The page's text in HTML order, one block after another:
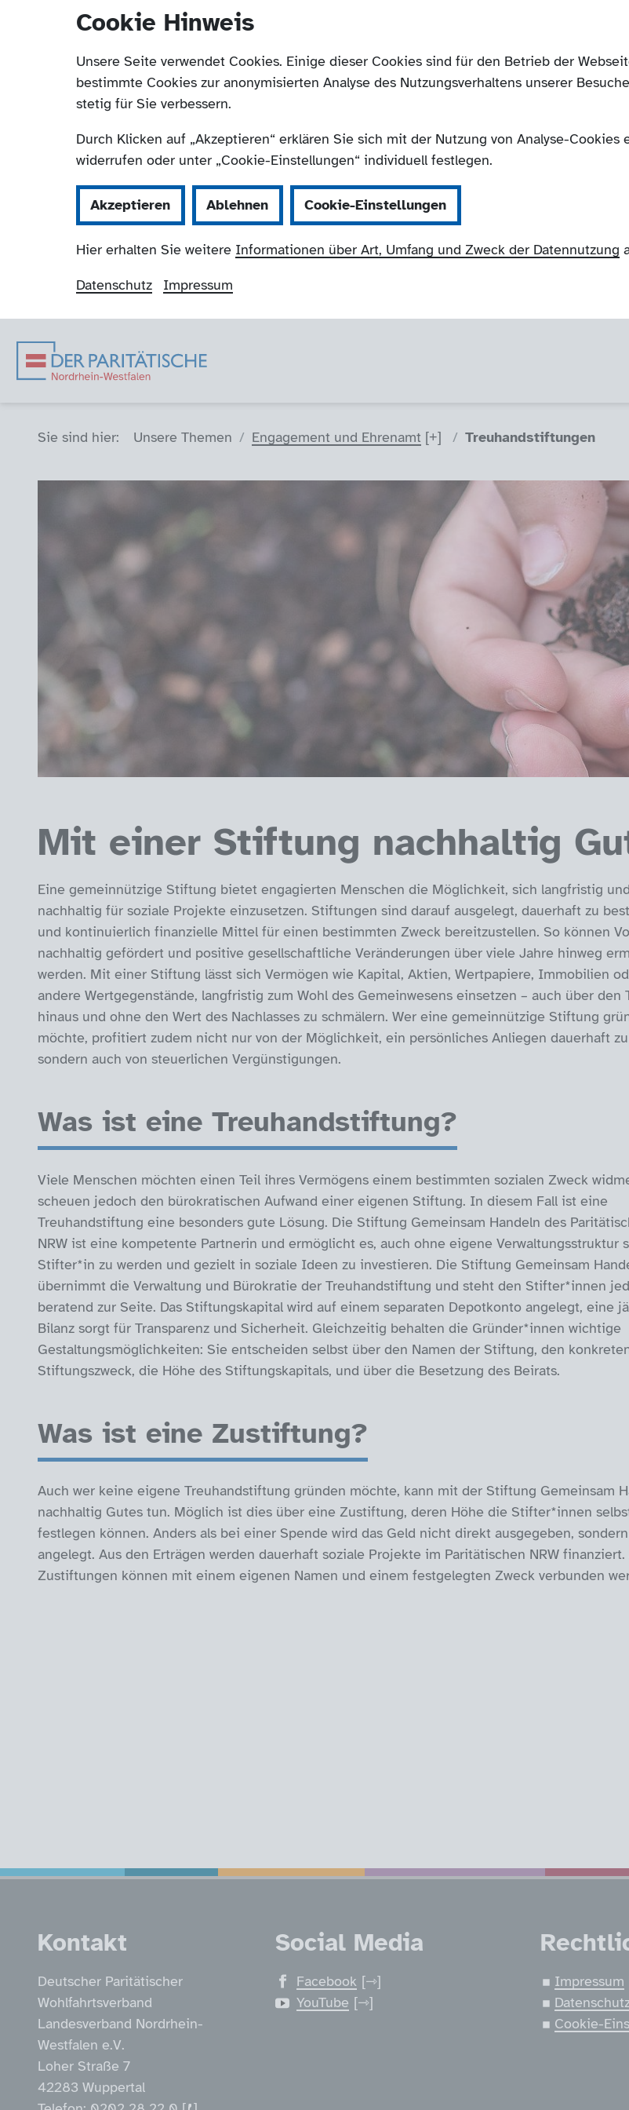
Cookie Hinweis
Unsere Seite verwendet Cookies. Einige dieser Cookies sind für den Betrieb der
bestimmte Cookies zur anonymisierten Analyse des Nutzungsverhaltens unserer
stetig für Sie verbessern.
Durch Klicken auf „Akzeptieren“ erklären Sie sich mit der Nutzung von Analyse-
widerrufen oder unter „Cookie-Einstellungen“ individuell festlegen.
Akzeptieren Ablehnen Cookie-Einstellungen
Hier erhalten Sie weitere Informationen über Art, Umfang und Zweck der Datennutzung
Datenschutz Impressum
Der Paritätische NRW
Navigation
Sie sind hier: Unsere Themen Engagement und Ehrenamt Treuhandstiftungen
Mit einer Stiftung nachhaltig
Eine gemeinnützige Stiftung bietet engagierten Menschen die Möglichkeit, sich langfristig und
nachhaltig für soziale Projekte einzusetzen. Stiftungen sind darauf ausgelegt, dauerhaft zu
und kontinuierlich finanzielle Mittel für einen bestimmten Zweck bereitzustellen. So können
nachhaltig gefördert und positive gesellschaftliche Veränderungen über viele Jahre hinweg
werden. Mit einer Stiftung lässt sich Vermögen wie Kapital, Aktien, Wertpapiere, Immobilien
andere Wertgegenstände, langfristig zum Wohl des Gemeinwesens einsetzen – auch über den
hinaus und ohne den Wert des Nachlasses zu schmälern. Wer eine gemeinnützige Stiftung
möchte, profitiert zudem nicht nur von der Möglichkeit, ein persönliches Anliegen dauerhaft
sondern auch von steuerlichen Vergünstigungen.
Was ist eine Treuhandstiftung?
Viele Menschen möchten einen Teil ihres Vermögens einem bestimmten sozialen Zweck
scheuen jedoch den bürokratischen Aufwand einer eigenen Stiftung. In diesem Fall ist eine
Treuhandstiftung eine besonders gute Lösung. Die Stiftung Gemeinsam Handeln des
NRW ist eine kompetente Partnerin und ermöglicht es, auch ohne eigene Verwaltungsstruktur
Stifter*in zu werden und gezielt in soziale Ideen zu investieren. Die Stiftung Gemeinsam
übernimmt die Verwaltung und Bürokratie der Treuhandstiftung und steht den Stifter*innen
beratend zur Seite. Das Stiftungskapital wird auf einem separaten Depotkonto angelegt, eine
Bilanz sorgt für Transparenz und Sicherheit. Gleichzeitig behalten die Gründer*innen wichtige
Gestaltungsmöglichkeiten: Sie entscheiden selbst über den Namen der Stiftung, den
Stiftungszweck, die Höhe des Stiftungskapitals, und über die Besetzung des Beirats.
Was ist eine Zustiftung?
Auch wer keine eigene Treuhandstiftung gründen möchte, kann mit der Stiftung Gemeinsam
nachhaltig Gutes tun. Möglich ist dies über eine Zustiftung, deren Höhe die Stifter*innen
festlegen können. Anders als bei einer Spende wird das Geld nicht direkt ausgegeben, sondern
angelegt. Aus den Erträgen werden dauerhaft soziale Projekte im Paritätischen NRW finanziert.
Zustiftungen können mit einem eigenen Namen und einem festgelegten Zweck verbunden
Service Informationen
Kontakt
Deutscher Paritätischer
Wohlfahrtsverband
Landesverband Nordrhein-
Westfalen e.V.
Loher Straße 7
42283 Wuppertal
Social Media
Facebook
YouTube
Impressum
Cookie-